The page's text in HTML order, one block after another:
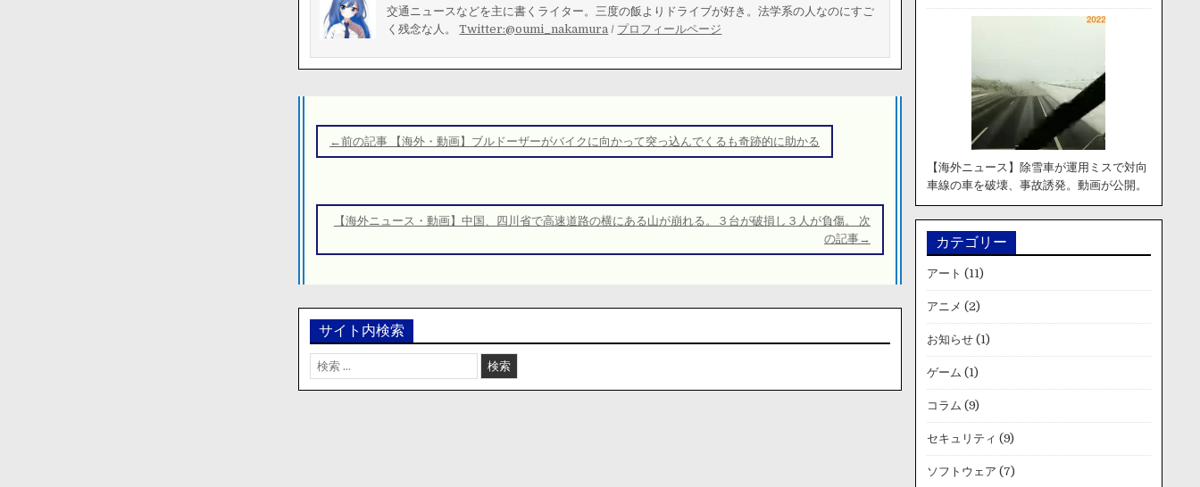
交通ニュースなどを主に書くライター。三度の飯よりドライブが好き。法学系の人なのにすご
く残念な人。Twitter:@oumi_nakamura / プロフィールページ
稿
ナ
ゲ
シ
ン
←前の記事 【海外・動画】ブルドーザーがバイクに向かって突っ込んでくるも奇跡的に助かる
【海外ニュース・動画】中国、四川省で高速道路の横にある山が崩れる。３台が破損し３人が負傷。 次
の記事→
サイト内検索
検
索:
【海外ニュース】除雪車が運用ミスで対向
車線の車を破壊、事故誘発。動画が公開。
カテゴリー
アート (11)
アニメ (2)
お知らせ(1)
ゲーム (1)
コラム (9)
セキュリティ (9)
ソフトウェア (7)